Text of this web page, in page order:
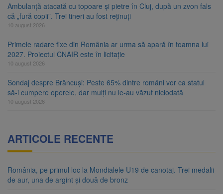
Ambulanță atacată cu topoare și pietre în Cluj, după un zvon fals
că „fură copii”. Trei tineri au fost reținuți
10 august 2026
Primele radare fixe din România ar urma să apară în toamna lui
2027. Proiectul CNAIR este în licitație
10 august 2026
Sondaj despre Brâncuși: Peste 65% dintre români vor ca statul
să-i cumpere operele, dar mulți nu le-au văzut niciodată
10 august 2026
ARTICOLE RECENTE
România, pe primul loc la Mondialele U19 de canotaj. Trei medalii
de aur, una de argint și două de bronz